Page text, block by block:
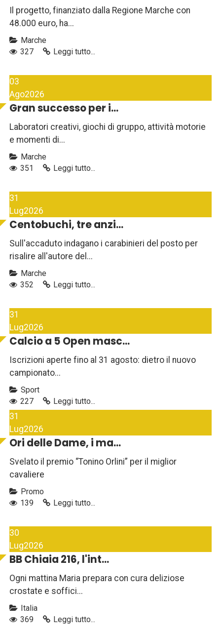
Il progetto, finanziato dalla Regione Marche con
48.000 euro, ha...
Marche
327
Leggi tutto...
03
Ago2026
Gran successo per i...
Laboratori creativi, giochi di gruppo, attività motorie
e momenti di...
Marche
351
Leggi tutto...
31
Lug2026
Centobuchi, tre anzi...
Sull'accaduto indagano i carabinieri del posto per
risalire all'autore del...
Marche
352
Leggi tutto...
31
Lug2026
Calcio a 5 Open masc...
Iscrizioni aperte fino al 31 agosto: dietro il nuovo
campionato...
Sport
227
Leggi tutto...
31
Lug2026
Ori delle Dame, i ma...
Svelato il premio “Tonino Orlini” per il miglior
cavaliere
Promo
139
Leggi tutto...
30
Lug2026
BB Chiaia 216, l'int...
Ogni mattina Maria prepara con cura deliziose
crostate e soffici...
Italia
369
Leggi tutto...